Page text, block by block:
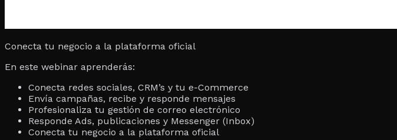
Conecta tu negocio a la plataforma oficial
En este webinar aprenderás:
Conecta redes sociales, CRM’s y tu e-Commerce
Envía campañas, recibe y responde mensajes
Profesionaliza tu gestión de correo electrónico
Responde Ads, publicaciones y Messenger (Inbox)
Conecta tu negocio a la plataforma oficial